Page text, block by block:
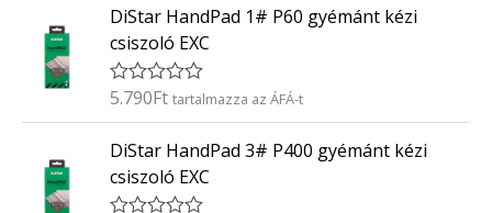
/
5
é
e
l
é
s
:
/
5
DiStar HandPad 1# P60 gyémánt kézi
csiszoló EXC
É
é
e
l
5.790Ft tartalmazza az ÁFÁ-t
DiStar HandPad 3# P400 gyémánt kézi
csiszoló EXC